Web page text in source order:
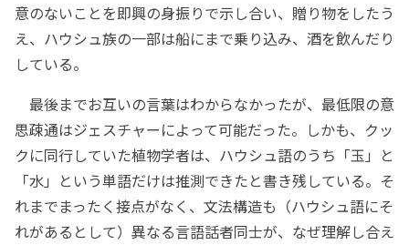
意のないことを即興の身振りで示し合い、贈り物をしたう
え、ハウシュ族の一部は船にまで乗り込み、酒を飲んだり
している。
最後までお互いの言葉はわからなかったが、最低限の意
思疎通はジェスチャーによって可能だった。しかも、クッ
クに同行していた植物学者は、ハウシュ語のうち「玉」と
「水」という単語だけは推測できたと書き残している。そ
れまでまったく接点がなく、文法構造も（ハウシュ語にそ
れがあるとして）異なる言語話者同士が、なぜ理解し合え